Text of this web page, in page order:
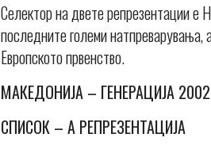
Селектор на двете репрезентации е
последните големи натпреварувања,
Европското првенство.
МАКЕДОНИЈА – ГЕНЕРАЦИЈА
СПИСОК – А РЕПРЕЗЕНТАЦИЈА